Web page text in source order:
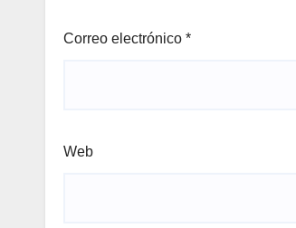
Correo electrónico *
Web